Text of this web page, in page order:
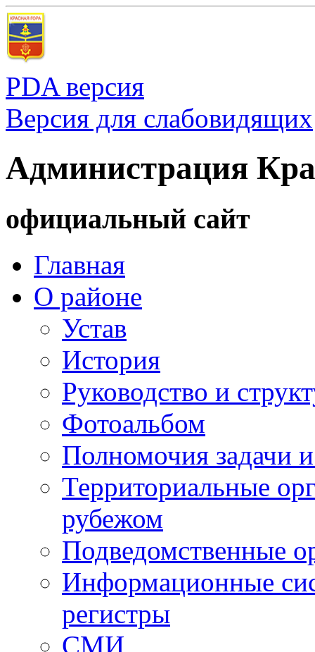
PDA версия
Версия для слабовидящих
Администрация
официальный сайт
Главная
О районе
Устав
История
Руководство и
Фотоальбом
Полномочия задачи
Территориальные
рубежом
Подведомственные
Информационные
регистры
СМИ